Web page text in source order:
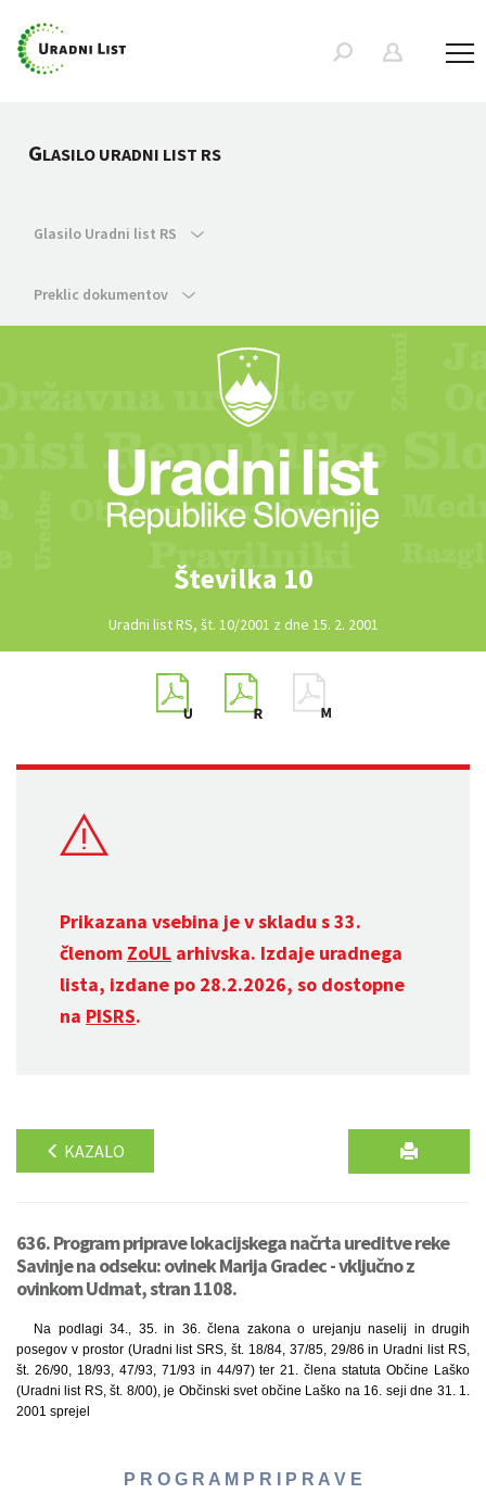
GLASILO URADNI LIST RS
Glasilo Uradni list RS
Preklic dokumentov
Številka 10
Uradni list RS, št. 10/2001 z dne 15. 2. 2001
Prikazana vsebina je v skladu s 33.
členom ZoUL arhivska. Izdaje uradnega
lista, izdane po 28.2.2026, so dostopne
na PISRS.
KAZALO
636. Program priprave lokacijskega načrta ureditve reke
Savinje na odseku: ovinek Marija Gradec - vključno z
ovinkom Udmat, stran 1108.
Na podlagi 34., 35. in 36. člena zakona o urejanju naselij in drugih
posegov v prostor (Uradni list SRS, št. 18/84, 37/85, 29/86 in Uradni list RS,
št. 26/90, 18/93, 47/93, 71/93 in 44/97) ter 21. člena statuta Občine Laško
(Uradni list RS, št. 8/00), je Občinski svet občine Laško na 16. seji dne 31. 1.
2001 sprejel
P R O G R A M P R I P R A V E